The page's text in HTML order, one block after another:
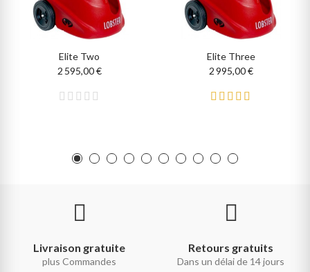
Elite Two
2 595,00 €
Elite Three
2 995,00 €
Livraison gratuite
plus Commandes
Retours gratuits
Dans un délai de 14 jours